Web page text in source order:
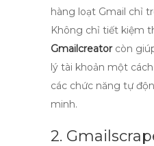
hàng loạt Gmail chỉ
Không chỉ tiết kiệm
Gmailcreatorcòn
lý tài khoản một
các chức năng tự
minh.
2.